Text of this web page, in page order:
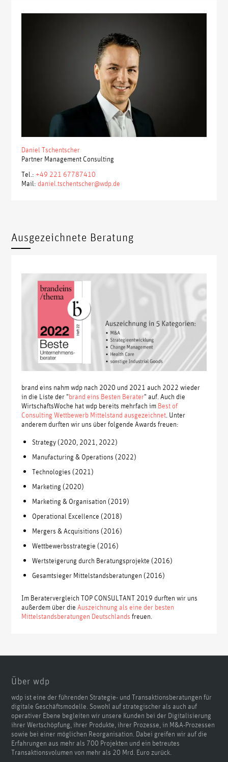
Daniel Tschentscher
Partner Management Consulting
Tel.: +49 221 67787410
Mail: daniel.tschentscher@wdp.de
Ausgezeichnete Beratung
brand eins nahm wdp nach 2020 und 2021 auch 2022 wieder
in die Liste der "brand eins Besten Berater" auf. Auch die
WirtschaftsWoche hat wdp bereits mehrfach im Best of
Consulting Wettbewerb Mittelstand ausgezeichnet . Unter
anderem durften wir uns über folgende Awards freuen:
Strategy (2020, 2021, 2022)
Manufacturing & Operations (2022)
Technologies (2021)
Marketing (2020)
Marketing & Organisation (2019)
Operational Excellence (2018)
Mergers & Acquisitions (2016)
Wettbewerbsstrategie (2016)
Wertsteigerung durch Beratungsprojekte (2016)
Gesamtsieger Mittelstandsberatungen (2016)
Im Beratervergleich TOP CONSULTANT 2019 durften wir uns
außerdem über dieAuszeichnung als eine der besten
Mittelstandsberatungen Deutschlands freuen.
Über wdp
wdp ist eine der führenden Strategie- und Transaktionsberatungen für
digitale Geschäftsmodelle. Sowohl auf strategischer als auch auf
operativer Ebene begleiten wir unsere Kunden bei der Digitalisierung
ihrer Wertschöpfung, ihrer Produkte, ihrer Prozesse, in M&A-Prozessen
sowie bei einer möglichen Reorganisation. Dabei greifen wir auf die
Erfahrungen aus mehr als 700 Projekten und ein betreutes
Transaktionsvolumen von mehr als 20 Mrd. Euro zurück.